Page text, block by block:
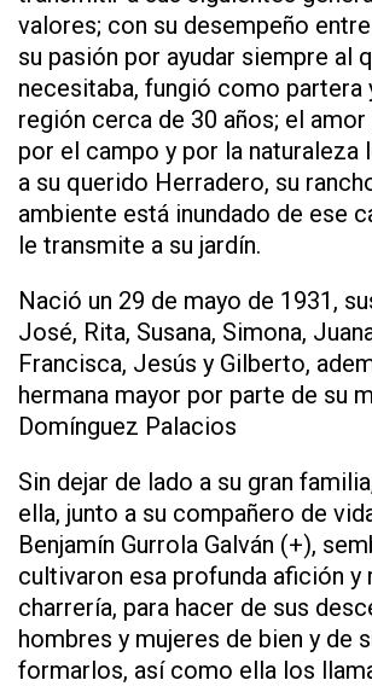
valores; con su desempeño
su pasión por ayudar siempre al
necesitaba, fungió como partera
región cerca de 30 años; el
por el campo y por la naturaleza
a su querido Herradero, su
ambiente está inundado de ese
le transmite a su jardín.
Nació un 29 de mayo de 1931,
José, Rita, Susana, Simona,
Francisca, Jesús y Gilberto,
hermana mayor por parte de su
Domínguez Palacios
Sin dejar de lado a su gran
ella, junto a su compañero de
Benjamín Gurrola Galván (+),
cultivaron esa profunda afición y
charrería, para hacer de sus
hombres y mujeres de bien y de
formarlos, así como ella los